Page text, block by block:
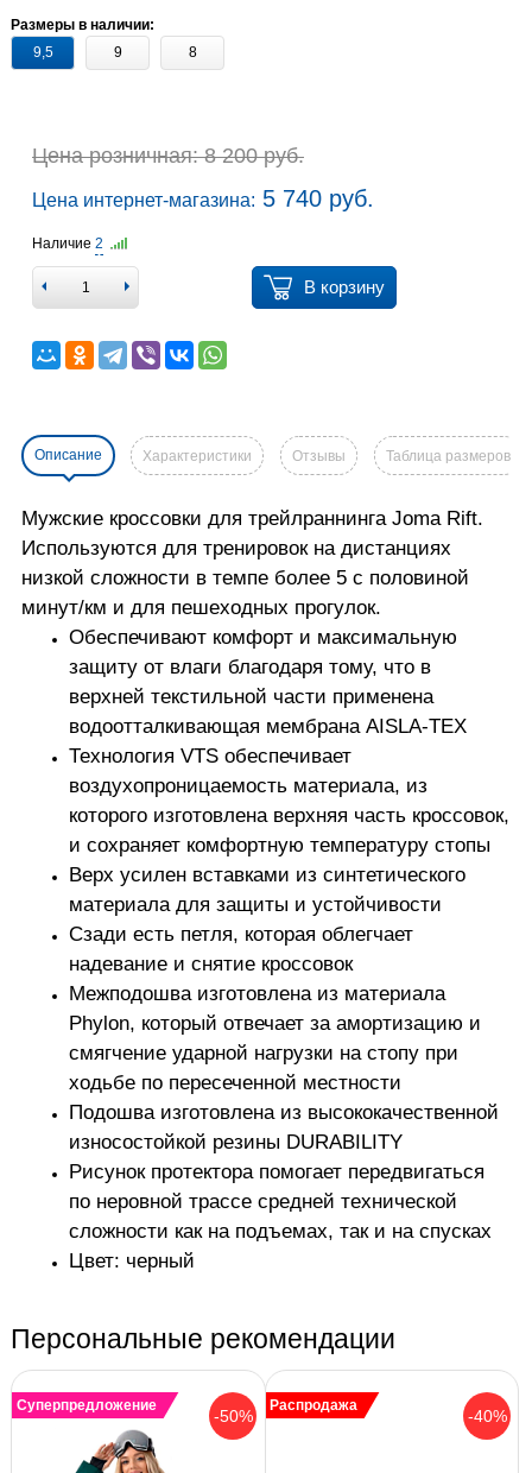
Размеры в наличии:
9,5
9 8
Цена розничная: 8 200 руб.
Цена интернет-магазина: 5 740 руб.
Наличие 2
В корзину
Описание Характеристики Отзывы Таблица размеров
Мужские кроссовки для трейлраннинга Joma Rift.
Используются для тренировок на дистанциях
низкой сложности в темпе более 5 с половиной
минут/км и для пешеходных прогулок.
Обеспечивают комфорт и максимальную
защиту от влаги благодаря тому, что в
верхней текстильной части применена
водоотталкивающая мембрана AISLA-TEX
Технология VTS обеспечивает
воздухопроницаемость материала, из
которого изготовлена верхняя часть кроссовок,
и сохраняет комфортную температуру стопы
Верх усилен вставками из синтетического
материала для защиты и устойчивости
Сзади есть петля, которая облегчает
надевание и снятие кроссовок
Межподошва изготовлена из материала
Phylon, который отвечает за амортизацию и
смягчение ударной нагрузки на стопу при
ходьбе по пересеченной местности
Подошва изготовлена из высококачественной
износостойкой резины DURABILITY
Рисунок протектора помогает передвигаться
по неровной трассе средней технической
сложности как на подъемах, так и на спусках
Цвет: черный
Персональные рекомендации
-50%
Суперпредложение
-40%
Распродажа